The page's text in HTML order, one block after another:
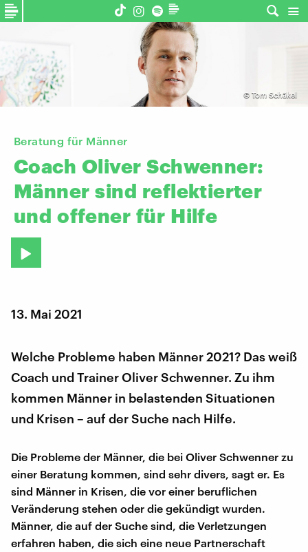
© Tom Schäkel
Beratung für Männer
Coach Oliver Schwenner:
Männer sind reflektierter
und offener für Hilfe
13. Mai 2021
Welche Probleme haben Männer 2021? Das weiß
Coach und Trainer Oliver Schwenner. Zu ihm
kommen Männer in belastenden Situationen
und Krisen – auf der Suche nach Hilfe.
Die Probleme der Männer, die bei Oliver Schwenner zu
einer Beratung kommen, sind sehr divers, sagt er. Es
sind Männer in Krisen, die vor einer beruflichen
Veränderung stehen oder die gekündigt wurden.
Männer, die auf der Suche sind, die Verletzungen
erfahren haben, die sich eine neue Partnerschaft